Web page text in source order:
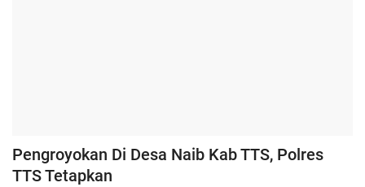
Pengroyokan Di Desa Naib Kab TTS, Polres
TTS Tetapkan